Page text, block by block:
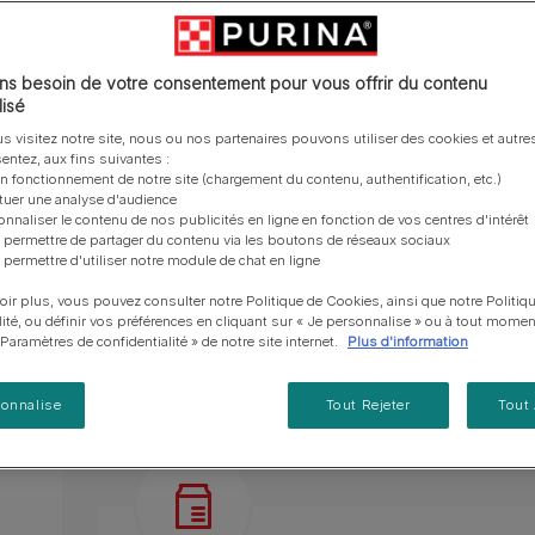
Purina® One®
Toutes nos marques
Tous nos conseils d’expert
pour chien
PRO PLAN® Veterinary Diets
Comment choisir ses
récompenses
Tous nos conseils d’expert
Santé et bien-être du chat
Alimentation pour un chat
fabrication et de leur impact environnemental.
En savoir plus
d'Agriculture Régénératrice
Nos efforts en matière de
Farmtopia
Tailles disponibles​ : 1,5 kg
Élaboré avec des ingrédients naturels
Avec des légumes.
Pour les chats vivant principalement à
besoin de votre consentement pour vous offrir du contenu
visitez notre site, nous ou nos partenaires pouvons utiliser des cookies et
aux fins suivantes :
fonctionnement de notre site (chargement du contenu, authentification, etc.)
une analyse d'audience
le contenu de nos publicités en ligne en fonction de vos centres d'intérêt
de partager du contenu via les boutons de réseaux sociaux
d'utiliser notre module de chat en ligne
plus, vous pouvez consulter notre Politique de Cookies, ainsi que notre
ou définir vos préférences en cliquant sur « Je personnalise » ou à tout
de confidentialité » de notre site internet.
Plus d'information
Tout Rejeter Tout